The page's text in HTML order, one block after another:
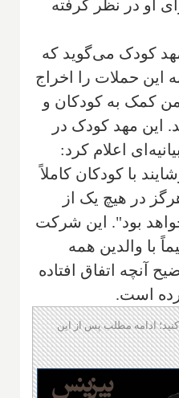
او در نظر گرفته
کودک می‌گوید که
این حملات را اخراج
کمک به کودکان و
این مهد کودک در
اعلام کرد:
با کودکان کاملاً
در هیچ یک از
بود". این شرکت
با والدین همه
آنچه اتفاق افتاده
است.
ادامه مطلب پس از این